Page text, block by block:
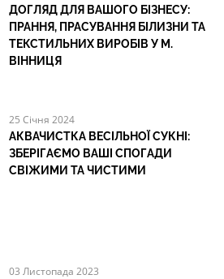
ДОГЛЯД ДЛЯ ВАШОГО БІЗНЕСУ:
ПРАННЯ, ПРАСУВАННЯ БІЛИЗНИ ТА
ТЕКСТИЛЬНИХ ВИРОБІВ У М.
ВІННИЦЯ
25 Січня 2024
АКВАЧИСТКА ВЕСІЛЬНОЇ СУКНІ:
ЗБЕРІГАЄМО ВАШІ СПОГАДИ
СВІЖИМИ ТА ЧИСТИМИ
03 Листопада 2023